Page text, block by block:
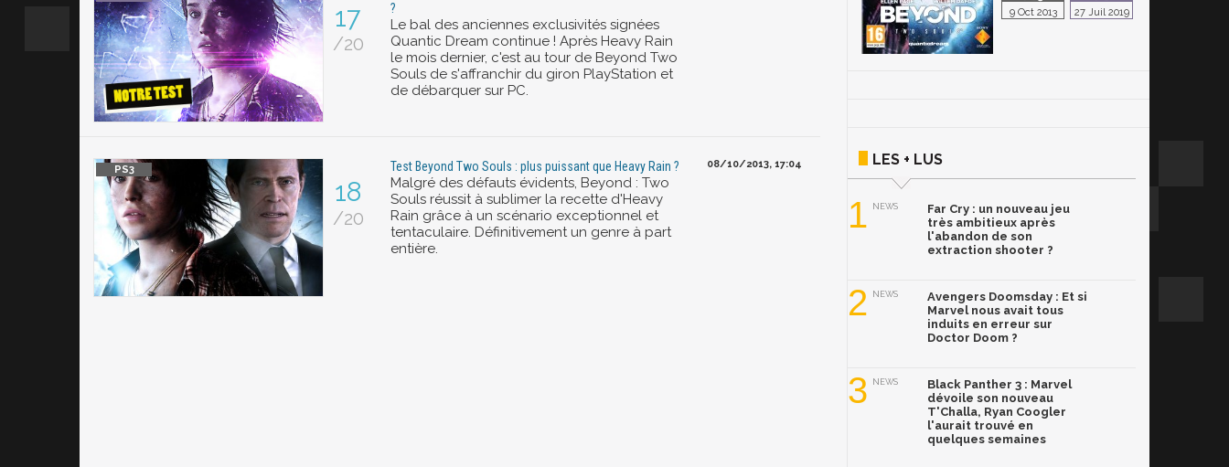
17
/20
?
Le bal des anciennes exclusivités signées
Quantic Dream continue ! Après Heavy Rain
le mois dernier, c'est au tour de Beyond Two
Souls de s'affranchir du giron PlayStation et
de débarquer sur PC.
18
/20
Test Beyond Two Souls : plus puissant que Heavy Rain ?
Malgré des défauts évidents, Beyond : Two
Souls réussit à sublimer la recette d'Heavy
Rain grâce à un scénario exceptionnel et
tentaculaire. Définitivement un genre à part
entière.
08/10/2013, 17:04
9 Oct 2013 27 Juil 2019
LES + LUS
1 NEWS
Far Cry : un nouveau jeu
très ambitieux après
l'abandon de son
extraction shooter ?
2 NEWS
Avengers Doomsday : Et si
Marvel nous avait tous
induits en erreur sur
Doctor Doom ?
3 NEWS
Black Panther 3 : Marvel
dévoile son nouveau
T'Challa, Ryan Coogler
l'aurait trouvé en
quelques semaines